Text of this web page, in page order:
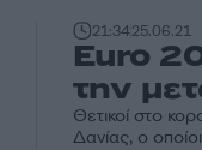
21:3425.06.21
Euro
την
Θετικοί στο
Δανίας, ο